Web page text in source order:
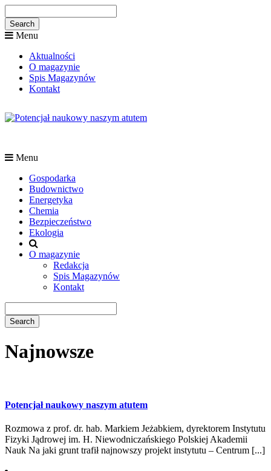
Menu
Aktualności
O magazynie
Spis Magazynów
Kontakt
Menu
Gospodarka
Budownictwo
Energetyka
Chemia
Bezpieczeństwo
Ekologia
O magazynie
Redakcja
Spis Magazynów
Kontakt
Najnowsze
Potencjał naukowy naszym atutem
Rozmowa z prof. dr. hab. Markiem Jeżabkiem, dyrektorem Instytutu
Fizyki Jądrowej im. H. Niewodniczańskiego Polskiej Akademii
Nauk Na jaki grunt trafił najnowszy projekt instytutu – Centrum [...]